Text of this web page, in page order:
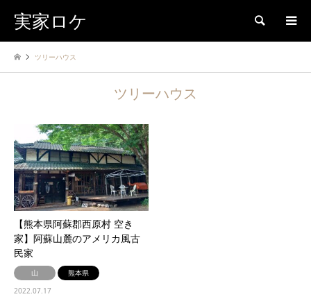
実家ロケ 検索
ツリーハウス
ツリーハウス
【熊本県阿蘇郡西原村 空き
家】阿蘇山麓のアメリカ風古
民家
山
熊本県
2022.07.17